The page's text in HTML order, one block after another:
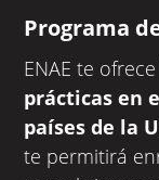
Programa
ENAE te
prácticas en
países de la
te permitirá